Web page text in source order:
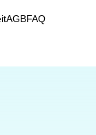
AGBFAQ